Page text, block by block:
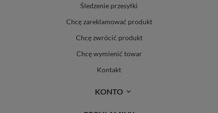
Śledzenie przesyłki
Chcę zareklamować produkt
Chcę zwrócić produkt
Chcę wymienić towar
Kontakt
KONTO